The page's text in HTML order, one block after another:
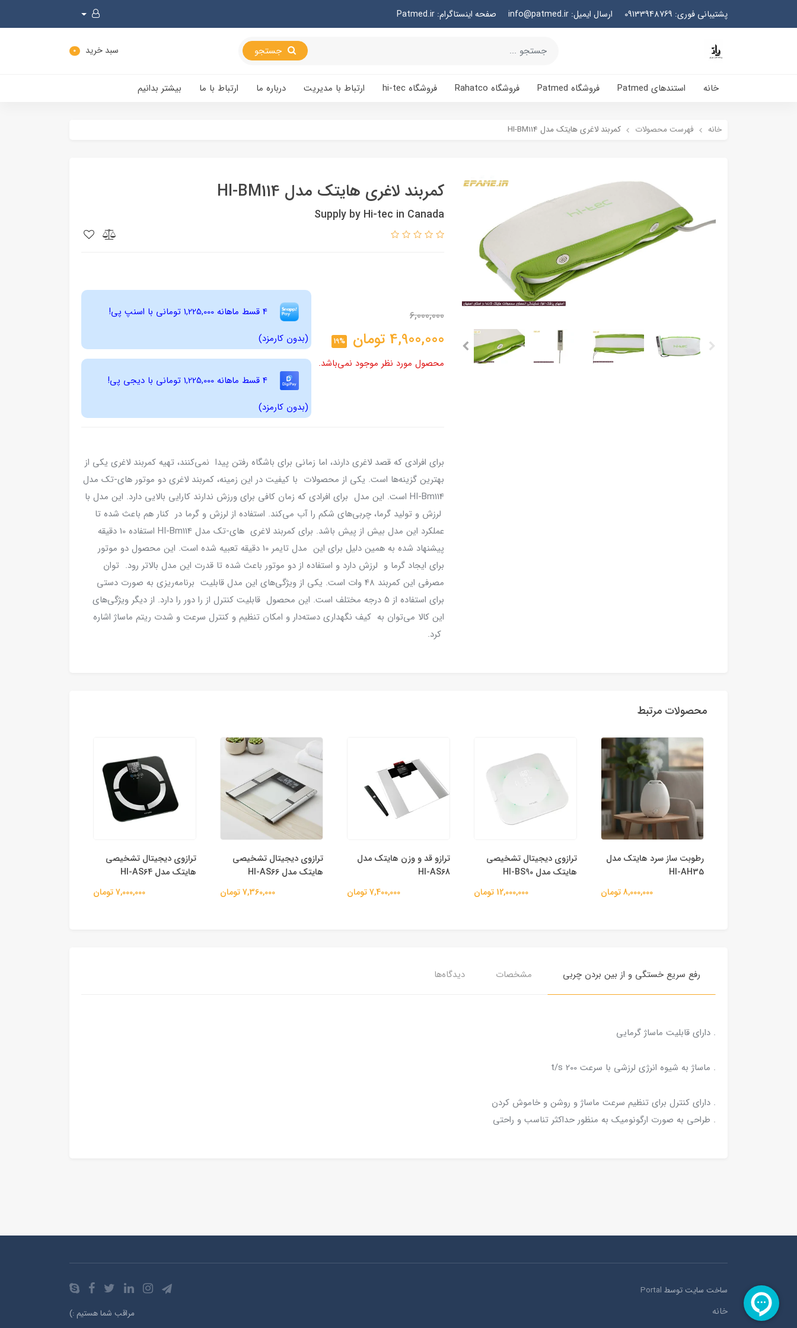
پشتیبانی فوری: 09133948769 ارسال ایمیل: info@patmed.ir صفحه اینستاگرام: Patmed.ir
سبد خرید 0
خانه استندهای Patmed فروشگاه Patmed فروشگاه Rahatco فروشگاه hi-tec ارتباط با مدیریت درباره ما ارتباط با ما بیشتر بدانیم
خانه فهرست محصولات کمربند لاغری هایتک مدل HI-BM114
کمربند لاغری هایتک مدل HI-BM114
Supply by Hi-tec in Canada
6,000,000
4,900,000 تومان 19%
محصول مورد نظر موجود نمی‌باشد.
4 قسط ماهانه 1,225,000 تومانی با اسنپ ‌پی!
(بدون کارمزد)
4 قسط ماهانه 1,225,000 تومانی با دیجی ‌پی!
(بدون کارمزد)
برای افرادی که قصد لاغری دارند، اما زمانی برای باشگاه رفتن پیدا نمی‌کنند، تهیه کمربند لاغری یکی از
بهترین گزینه‌ها است. یکی از محصولات با کیفیت در این زمینه، کمربند لاغری دو موتور های-تک مدل
HI-Bm114 است. این مدل برای افرادی که زمان کافی برای ورزش ندارند کارایی بالایی دارد. این مدل با
لرزش و تولید گرما، چربی‌های شکم را آب می‌کند. استفاده از لرزش و گرما در کنار هم باعث شده تا
عملکرد این مدل بیش از پیش باشد. برای کمربند لاغری های-تک مدل HI-Bm114 استفاده 10 دقیقه
پیشنهاد شده به همین دلیل برای این مدل تایمر 10 دقیقه تعبیه شده است. این محصول دو موتور
برای ایجاد گرما و لرزش دارد و استفاده از دو موتور باعث شده تا قدرت این مدل بالاتر رود. توان
مصرفی این کمربند 48 وات است. یکی از ویژگی‌های این مدل قابلیت برنامه‌ریزی به صورت دستی
برای استفاده از 5 درجه مختلف است. این محصول قابلیت کنترل از را دور را دارد. از دیگر ویژگی‌های
این کالا می‌توان به کیف نگهداری دسته‌دار و امکان تنظیم و کنترل سرعت و شدت ریتم ماساژ اشاره
کرد.
محصولات مرتبط
رطوبت ساز سرد هایتک مدل
HI-AH35
8,000,000 تومان
ترازوی دیجیتال تشخیصی
هایتک مدل HI-BS90
12,000,000 تومان
ترازو قد و‌ وزن هایتک مدل
HI-AS68
7,400,000 تومان
ترازوی دیجیتال تشخیصی
هایتک مدل HI-AS66
7,360,000 تومان
ترازوی دیجیتال تشخیصی
هایتک مدل HI-AS64
7,000,000 تومان
رفع سریع خستگی و از بین بردن چربی مشخصات دیدگاه‌ها
. دارای قابلیت ماساژ گرمایی
. ماساژ به شیوه انرژی لرزشی با سرعت 200 t/s
. دارای کنترل برای تنظیم سرعت ماساژ و روشن و خاموش کردن
. طراحی به صورت ارگونومیک به منظور حداکثر تناسب و راحتی
ساخت سایت توسط Portal
خانه مراقب شما هستیم :)